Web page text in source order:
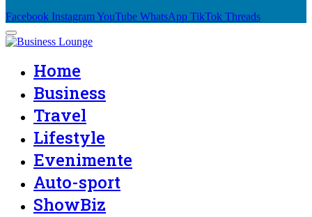
Facebook InstagramYouTube WhatsApp TikTok Threads
Home
Business
Travel
Lifestyle
Evenimente
Auto-sport
ShowBiz